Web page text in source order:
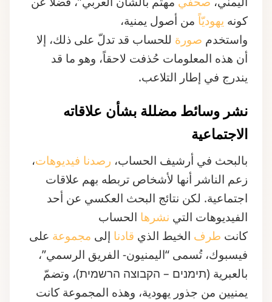
واستخدمصورةللحساب قد تدلّ على ذلك، إلا
أن هذه المعلومات حُذفت لاحقاً، وهو ما قد
يندرج في إطار التلاعب.
نشر وسائط مضللة بشأن علاقاته
الاجتماعية
بالبحث في أرشيف الحساب،
زعم الناشر أنها لأشخاص تربطه بهم علاقات
اجتماعية. لكن نتائج البحث العكسي عن أحد
الفيديوهات التينشرهاالحساب
كانتطرفالخيط الذيقادناإلىمجموعةعلى
فيسبوك، تُسمى “اليمنيون- الفريق الرسمي”،
بالعبرية (תימנים – הקבוצה הרשמית)، وتضمّ
يمنيين من جذور يهودية، وهذه المجموعة كانت
بمثابة نقطة الانطلاقة في رحلة تفكيك الحساب.